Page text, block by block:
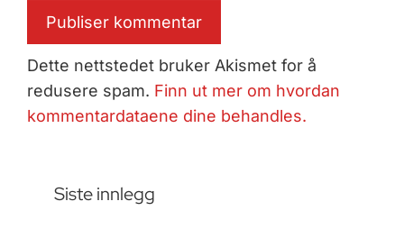
Dette nettstedet bruker Akismet for å
redusere spam. Finn ut mer om hvordan
kommentardataene dine behandles.
Siste innlegg